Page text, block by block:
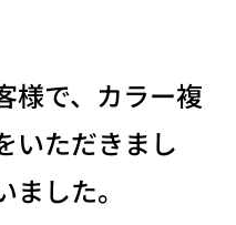
様で、カラー複
いただきまし
した。